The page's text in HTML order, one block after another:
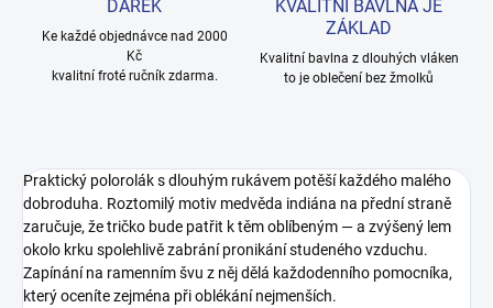
DÁREK
Ke každé objednávce nad 2000
Kč
kvalitní froté ručník zdarma.
KVALITNÍ BAVLNA JE
ZÁKLAD
Kvalitní bavlna z dlouhých vláken
to je oblečení bez žmolků
Praktický polorolák s dlouhým rukávem potěší každého malého
dobroduha. Roztomilý motiv medvěda indiána na přední straně
zaručuje, že tričko bude patřit k těm oblíbeným — a zvýšený lem
okolo krku spolehlivě zabrání pronikání studeného vzduchu.
Zapínání na ramenním švu z něj dělá každodenního pomocníka,
který oceníte zejména při oblékání nejmenších.